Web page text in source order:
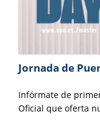
Jornada de
Infórmate de
Oficial que oferta